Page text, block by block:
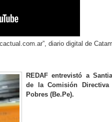
diario digital de
REDAF entrevistó a
de la Comisión Directiva
Pobres (Be.Pe).